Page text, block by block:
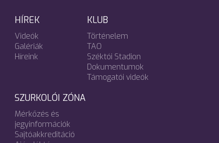
HÍREK
Videók
Galériák
Híreink
KLUB
Történelem
TAO
Széktói Stadion
Dokumentumok
Támogatói videók
SZURKOLÓI ZÓNA
Mérkőzés és
jegyinformációk
Sajtóakkreditáció